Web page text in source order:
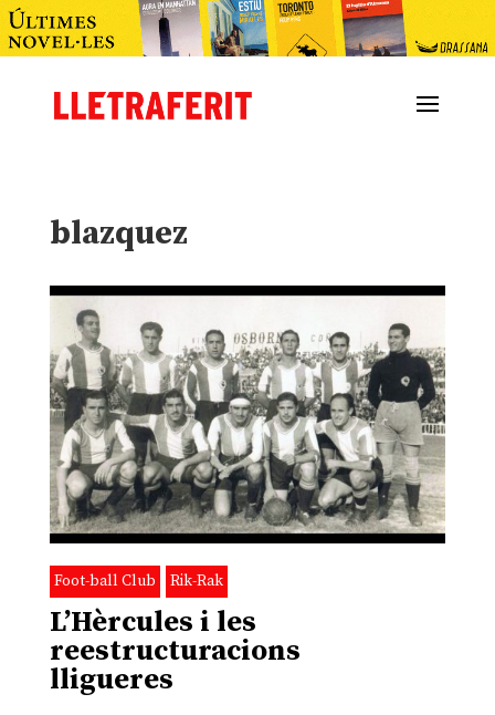
blazquez
Foot-ball Club Rik-Rak
L’Hèrcules i les
reestructuracions
lligueres